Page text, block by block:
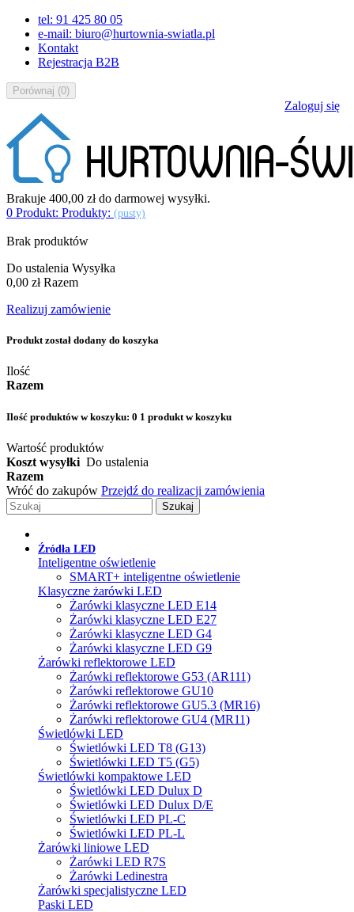
tel: 91 425 80 05
e-mail: biuro@hurtownia-swiatla.pl
Kontakt
Rejestracja B2B
Porównaj (0)
Zaloguj się
Brakuje 400,00 złdo darmowej wysyłki.
0 Produkt: Produkty: (pusty)
Brak produktów
Do ustalenia Wysyłka
0,00 zł Razem
Realizuj zamówienie
Produkt został dodany do koszyka
Ilość
Razem
Ilość produktów w koszyku: 0 1 produkt w koszyku
Wartość produktów
Koszt wysyłki Do ustalenia
Razem
Wróć do zakupów Przejdź do realizacji zamówienia
Szukaj
Źródła LED
Inteligentne oświetlenie
SMART+ inteligentne oświetlenie
Klasyczne żarówki LED
Żarówki klasyczne LED E14
Żarówki klasyczne LED E27
Żarówki klasyczne LED G4
Żarówki klasyczne LED G9
Żarówki reflektorowe LED
Żarówki reflektorowe G53 (AR111)
Żarówki reflektorowe GU10
Żarówki reflektorowe GU5.3 (MR16)
Żarówki reflektorowe GU4 (MR11)
Świetlówki LED
Świetlówki LED T8 (G13)
Świetlówki LED T5 (G5)
Świetlówki kompaktowe LED
Świetlówki LED Dulux D
Świetlówki LED Dulux D/E
Świetlówki LED PL-C
Świetlówki LED PL-L
Żarówki liniowe LED
Żarówki LED R7S
Żarówki Ledinestra
Żarówki specjalistyczne LED
Paski LED